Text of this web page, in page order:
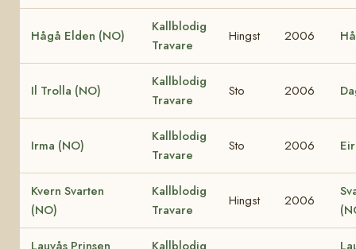
Hågå Elden (NO)
Kallblodig
Travare
Hingst 2006
Il Trolla (NO)
Kallblodig
Travare
Sto 2006
Irma (NO)
Kallblodig
Travare
Sto 2006
Kvern Svarten
(NO)
Kallblodig
Travare
Hingst 2006
Lauvås Prinsen
Kallblodig